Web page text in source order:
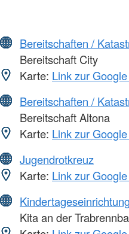
Bereitschaften /
Bereitschaft City
Karte: Link zur
Bereitschaften /
Bereitschaft Altona
Karte: Link zur
Jugendrotkreuz
Karte: Link zur
Kindertageseinrichtung
Kita an der